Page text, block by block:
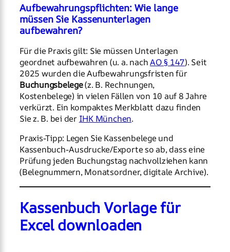
Aufbewahrungspflichten: Wie lange
müssen Sie Kassenunterlagen
aufbewahren?
Für die Praxis gilt: Sie müssen Unterlagen
geordnet aufbewahren (u. a. nachAO § 147). Seit
2025 wurden die Aufbewahrungsfristen für
Buchungsbelege(z. B. Rechnungen,
Kostenbelege) in vielen Fällen von 10 auf 8 Jahre
verkürzt. Ein kompaktes Merkblatt dazu finden
Sie z. B. bei der IHK München.
Praxis-Tipp: Legen Sie Kassenbelege und
Kassenbuch-Ausdrucke/Exporte so ab, dass eine
Prüfung jeden Buchungstag nachvollziehen kann
(Belegnummern, Monatsordner, digitale Archive).
Kassenbuch Vorlage für
Excel downloaden